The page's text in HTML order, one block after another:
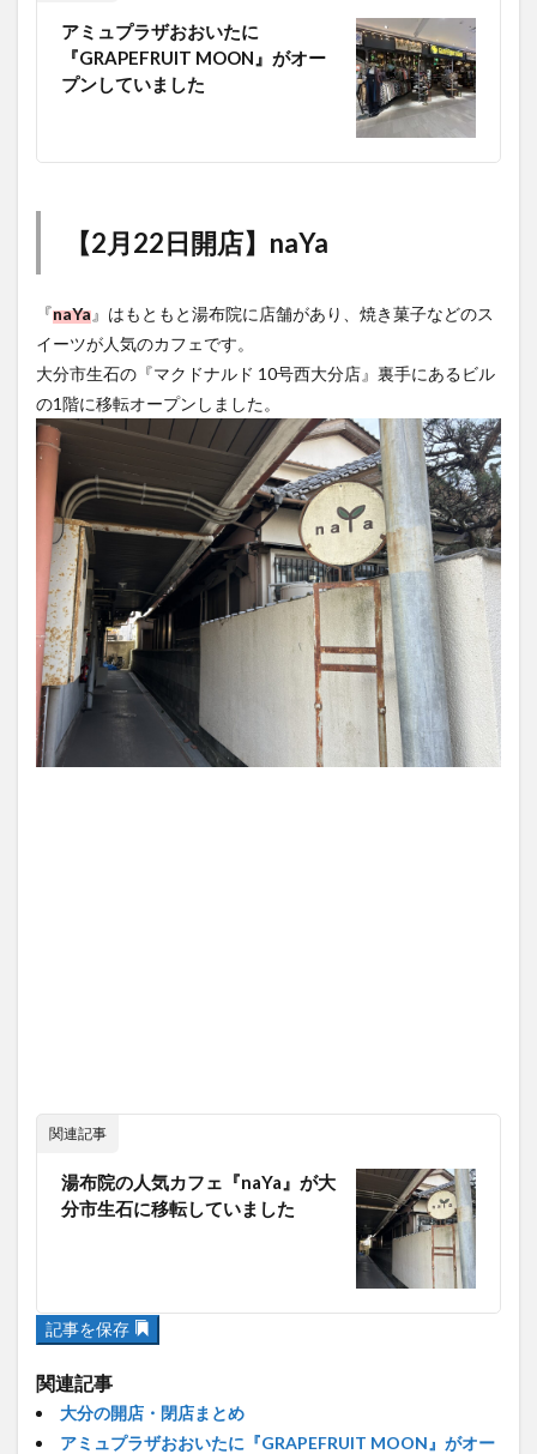
アミュプラザおおいたに
『GRAPEFRUIT MOON』がオー
プンしていました
【2月22日開店】naYa
『naYa』はもともと湯布院に店舗があり、焼き菓子などのス
イーツが人気のカフェです。
大分市生石の『マクドナルド 10号西大分店』裏手にあるビル
の1階に移転オープンしました。
関連記事
湯布院の人気カフェ『naYa』が大
分市生石に移転していました
記事を保存
関連記事
大分の開店・閉店まとめ
アミュプラザおおいたに『GRAPEFRUIT MOON』がオー